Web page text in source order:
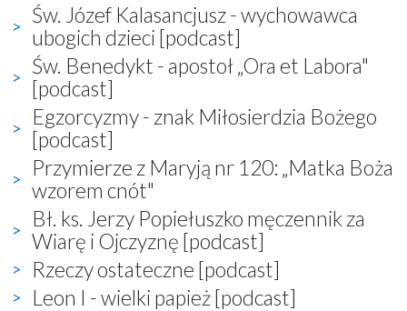
Św. Józef Kalasancjusz - wychowawca
ubogich dzieci [podcast]
Św. Benedykt - apostoł „Ora et Labora"
[podcast]
Egzorcyzmy - znak Miłosierdzia Bożego
[podcast]
Przymierze z Maryją nr 120: „Matka Boża
wzorem cnót"
Bł. ks. Jerzy Popiełuszko męczennik za
Wiarę i Ojczyznę [podcast]
Rzeczy ostateczne [podcast]
Leon I - wielki papież [podcast]